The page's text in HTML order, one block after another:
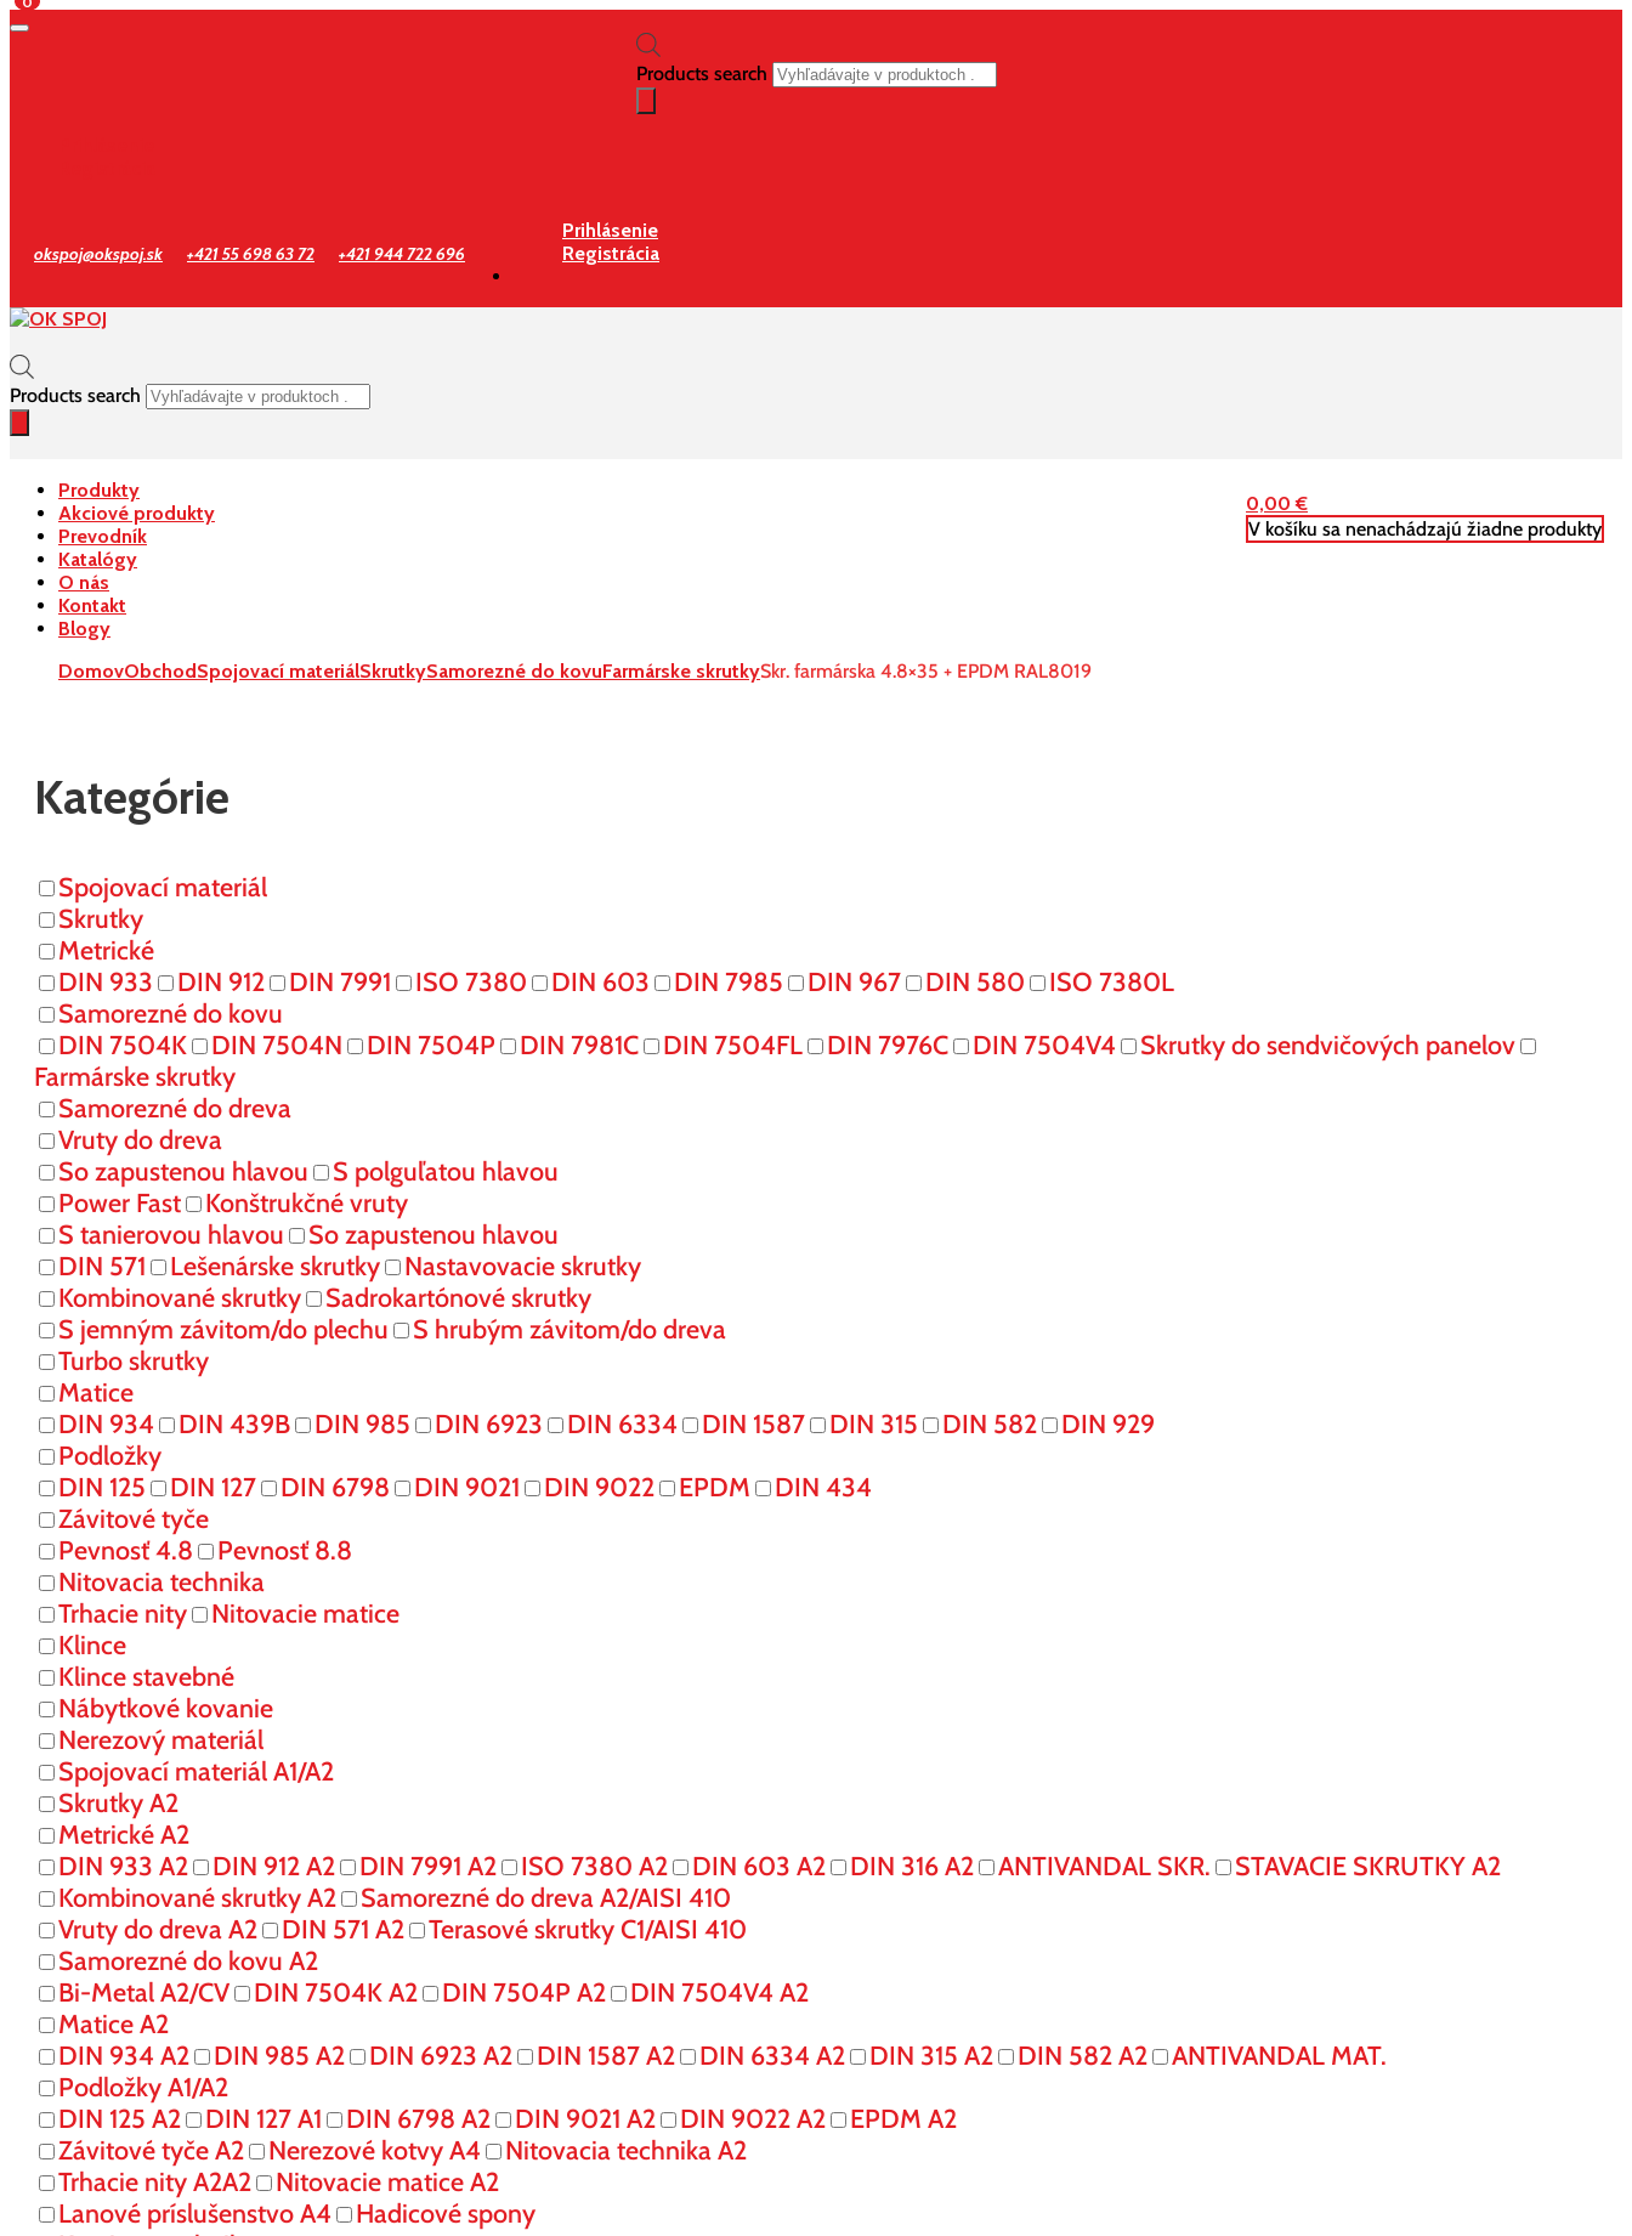
Products search
okspoj@okspoj.sk +421 55 698 63 72 +421 944 722 696
Prihlásenie
Registrácia
Products search
0,00€
V košíku sa nenachádzajú žiadne produkty
Produkty
Akciové produkty
Prevodník
Katalógy
O nás
Kontakt
Blogy
DomovObchodSpojovací materiálSkrutkySamorezné do kovuFarmárske skrutkySkr. farmárska 4.8×35 + EPDM RAL8019
Kategórie
Spojovací materiál
Skrutky
Metrické
DIN 933
DIN 912 DIN 7991 ISO 7380 DIN 603 DIN 7985 DIN 967 DIN 580
ISO 7380L
Samorezné do kovu
DIN 7504K
DIN 7504N DIN 7504P DIN 7981C DIN 7504FL DIN 7976C DIN 7504V4
Skrutky do sendvičových panelov
Farmárske skrutky
Samorezné do dreva
Vruty do dreva
So zapustenou hlavou
S polguľatou hlavou
Power Fast
Konštrukčné vruty
S tanierovou hlavou
So zapustenou hlavou
DIN 571
Lešenárske skrutky
Nastavovacie skrutky
Kombinované skrutky
Sadrokartónové skrutky
S jemným závitom/do plechu
S hrubým závitom/do dreva
Turbo skrutky
Matice
DIN 934
DIN 439B DIN 985 DIN 6923 DIN 6334 DIN 1587 DIN 315 DIN 582
DIN 929
Podložky
DIN 125
DIN 127 DIN 6798 DIN 9021 DIN 9022 EPDM
DIN 434
Závitové tyče
Pevnosť 4.8
Pevnosť 8.8
Nitovacia technika
Trhacie nity
Nitovacie matice
Klince
Klince stavebné
Nábytkové kovanie
Nerezový materiál
Spojovací materiál A1/A2
Skrutky A2
Metrické A2
DIN 933 A2
DIN 912 A2 DIN 7991 A2 ISO 7380 A2 DIN 603 A2 DIN 316 A2 ANTIVANDAL SKR.
STAVACIE SKRUTKY A2
Kombinované skrutky A2
Samorezné do dreva A2/AISI 410
Vruty do dreva A2
DIN 571 A2
Terasové skrutky C1/AISI 410
Samorezné do kovu A2
Bi-Metal A2/CV
DIN 7504K A2 DIN 7504P A2
DIN 7504V4 A2
Matice A2
DIN 934 A2
DIN 985 A2 DIN 6923 A2 DIN 1587 A2 DIN 6334 A2 DIN 315 A2 DIN 582 A2
ANTIVANDAL MAT.
Podložky A1/A2
DIN 125 A2
DIN 127 A1 DIN 6798 A2 DIN 9021 A2 DIN 9022 A2
EPDM A2
Závitové tyče A2
Nerezové kotvy A4
Nitovacia technika A2
Trhacie nity A2A2
Nitovacie matice A2
Lanové príslušenstvo A4
Hadicové spony